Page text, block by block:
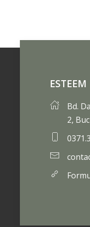
ESTEEM
Bd.
2,